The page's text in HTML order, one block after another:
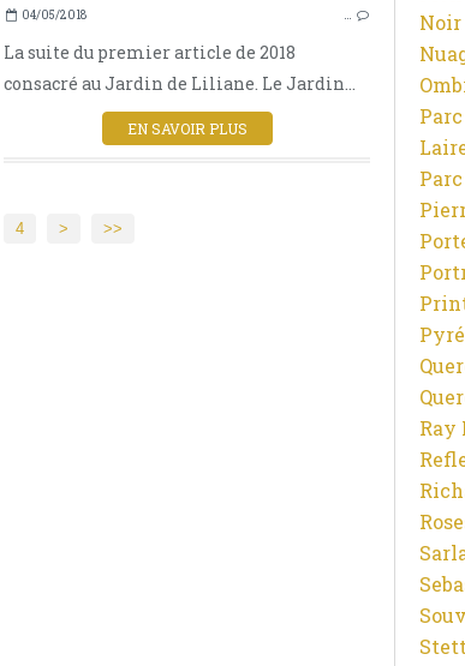
04/05/2018 …
La suite du premier article de 2018
consacré au Jardin de Liliane. Le Jardin...
EN SAVOIR PLUS
OMBRES ET LUMIÈRES
JARDIN
PRINTEMPS
4 > >>
Ray